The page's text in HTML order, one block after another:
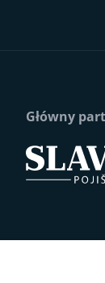
Główny